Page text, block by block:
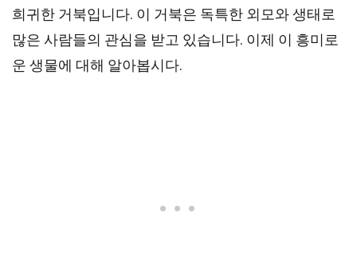
희귀한 거북입니다. 이 거북은 독특한 외모와 생태로
많은 사람들의 관심을 받고 있습니다. 이제 이 흥미로
운 생물에 대해 알아봅시다.